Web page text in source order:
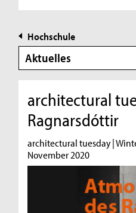
Hochschule
Aktuelles
architectural
Ragnarsdóttir
architectural tuesday |
November 2020